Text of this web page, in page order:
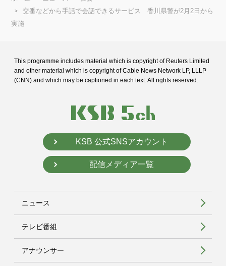
交番などから手話で会話できるサービス 香川県警が2月2日から
実施
This programme includes material which is copyright of Reuters Limited
and other material which is copyright of Cable News Network LP, LLLP
(CNN) and which may be captioned in each text. All rights reserved.
KSB 公式SNSアカウント
配信メディア一覧
ニュース
テレビ番組
アナウンサー